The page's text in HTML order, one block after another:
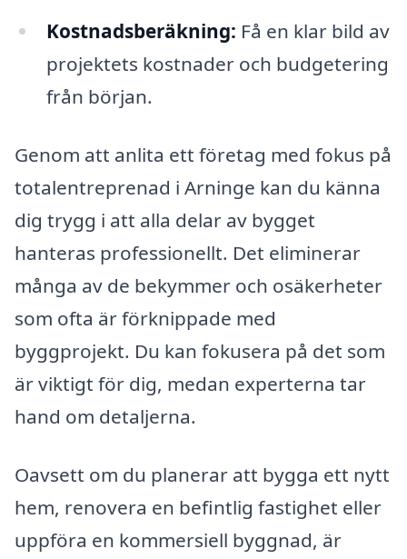
Kostnadsberäkning: Få en klar bild av
projektets kostnader och budgetering
från början.
Genom att anlita ett företag med fokus på
totalentreprenad i Arninge kan du känna
dig trygg i att alla delar av bygget
hanteras professionellt. Det eliminerar
många av de bekymmer och osäkerheter
som ofta är förknippade med
byggprojekt. Du kan fokusera på det som
är viktigt för dig, medan experterna tar
hand om detaljerna.
Oavsett om du planerar att bygga ett nytt
hem, renovera en befintlig fastighet eller
uppföra en kommersiell byggnad, är